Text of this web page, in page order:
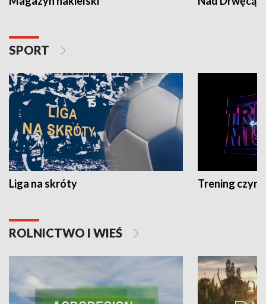
SPORT
Liga na skróty Trening czyni
ROLNICTWO I WIEŚ